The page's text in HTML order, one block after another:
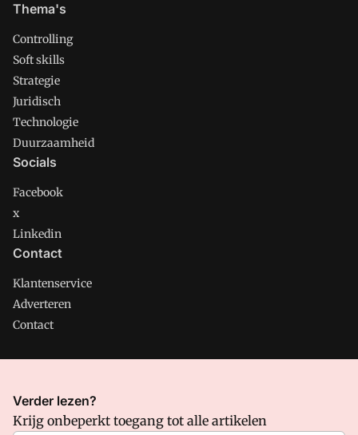
Thema's
Controlling
Soft skills
Strategie
Juridisch
Technologie
Duurzaamheid
Socials
Facebook
x
Linkedin
Contact
Klantenservice
Adverteren
Contact
CMweb is onderdeel van VMN media. Lees in
waar VMN media voor staat. Op gebruik van deze site zijn de
Verder lezen?
Krijg onbeperkt toegang tot alle artikelen